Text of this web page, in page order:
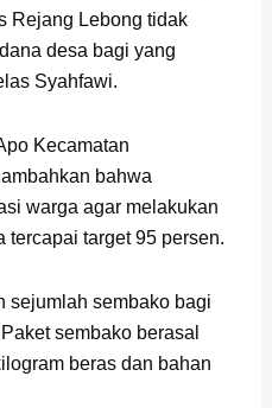
Rejang Lebong tidak
desa bagi yang
Syahfawi.
Kecamatan
bahwa
warga agar melakukan
target 95 persen.
sejumlah sembako bagi
sembako berasal
beras dan bahan